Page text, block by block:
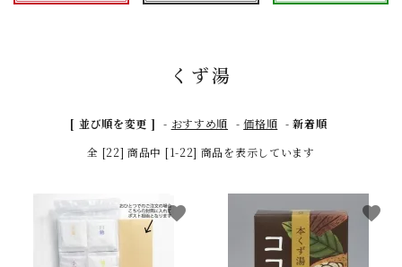
くず湯
[ 並び順を変更 ] - おすすめ順 -価格順 -新着順
全 [22] 商品中 [1-22] 商品を表示しています
favorite favorite